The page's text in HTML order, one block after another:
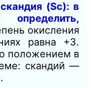
(Sc): в
определить,
окисления
равна +3.
положением в
скандий —